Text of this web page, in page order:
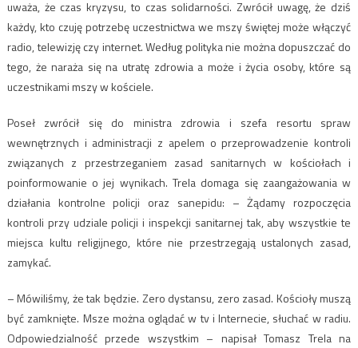
uważa, że czas kryzysu, to czas solidarności. Zwrócił uwagę, że dziś
każdy, kto czuję potrzebę uczestnictwa we mszy świętej może włączyć
radio, telewizję czy internet. Według polityka nie można dopuszczać do
tego, że naraża się na utratę zdrowia a może i życia osoby, które są
uczestnikami mszy w kościele.
Poseł zwrócił się do ministra zdrowia i szefa resortu spraw
wewnętrznych i administracji z apelem o przeprowadzenie kontroli
związanych z przestrzeganiem zasad sanitarnych w kościołach i
poinformowanie o jej wynikach. Trela domaga się zaangażowania w
działania kontrolne policji oraz sanepidu: – Żądamy rozpoczęcia
kontroli przy udziale policji i inspekcji sanitarnej tak, aby wszystkie te
miejsca kultu religijnego, które nie przestrzegają ustalonych zasad,
zamykać.
– Mówiliśmy, że tak będzie. Zero dystansu, zero zasad. Kościoły muszą
być zamknięte. Msze można oglądać w tv i Internecie, słuchać w radiu.
Odpowiedzialność przede wszystkim – napisał Tomasz Trela na